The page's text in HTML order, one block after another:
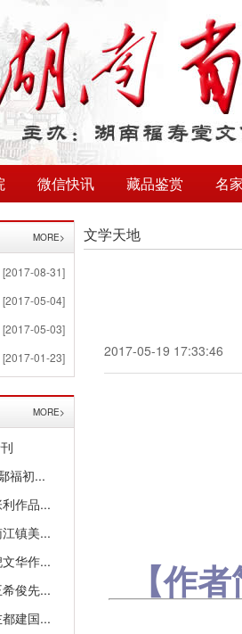
微信快讯 藏品鉴赏 名
MORE>
[2017-08-31]
[2017-05-04]
[2017-05-03]
[2017-01-23]
MORE>
福初...
利作品...
江镇美...
文华作...
希俊先...
都建国...
文学天地
2017-05-19 17:33:46
【作